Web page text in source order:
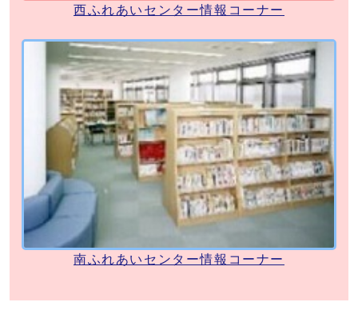
西ふれあいセンター情報コーナー
南ふれあいセンター情報コーナー